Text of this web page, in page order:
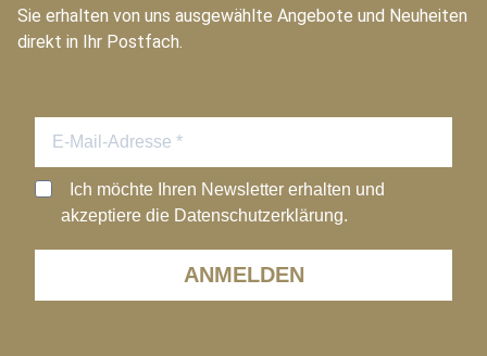
Sie erhalten von uns ausgewählte Angebote und Neuheiten
direkt in Ihr Postfach.
ANMELDEN
Ich möchte Ihren Newsletter erhalten und
akzeptiere die Datenschutzerklärung.